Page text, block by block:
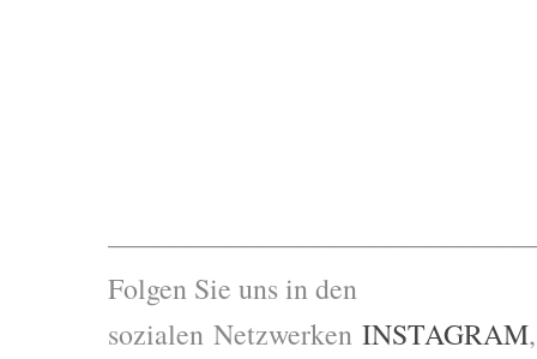
Folgen Sie uns in den
sozialen Netzwerken INSTAGRAM